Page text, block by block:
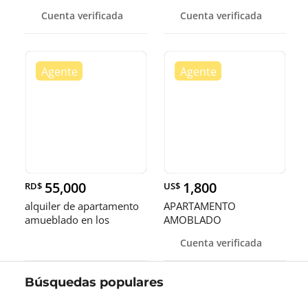
Cuenta verificada Cuenta verificada
RD$ 55,000
alquiler de apartamento
amueblado en los
US$ 1,800
APARTAMENTO
AMOBLADO
Cuenta verificada
Búsquedas populares